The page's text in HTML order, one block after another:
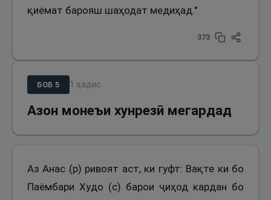
қиёмат барояш шаҳодат медиҳад."
373
БОБ 5 1 ҳадис
Азон монеъи хунрезӣ мегардад
Аз Анас (р) ривоят аст, ки гуфт: Вақте ки бо
Паёмбари Худо (с) барои ҷиҳод кардан бо